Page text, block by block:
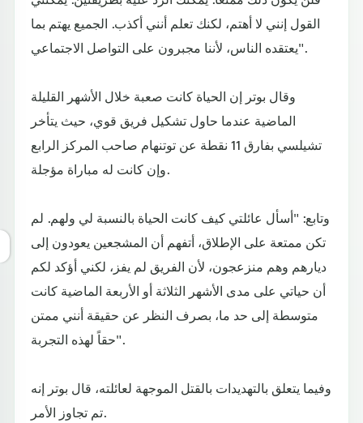
القول إنني لا أهتم، لكنك تعلم أنني أكذب. الجميع يهتم بما
يعتقده الناس، لأننا مجبرون على التواصل الاجتماعي".
وقال بوتر إن الحياة كانت صعبة خلال الأشهر القليلة
الماضية عندما حاول تشكيل فريق قوي، حيث يتأخر
تشيلسي بفارق 11 نقطة عن توتنهام صاحب المركز الرابع
وإن كانت له مباراة مؤجلة.
وتابع: "أسأل عائلتي كيف كانت الحياة بالنسبة لي ولهم. لم
تكن ممتعة على الإطلاق، أتفهم أن المشجعين يعودون إلى
ديارهم وهم منزعجون، لأن الفريق لم يفز، لكني أؤكد لكم
أن حياتي على مدى الأشهر الثلاثة أو الأربعة الماضية كانت
متوسطة إلى حد ما، بصرف النظر عن حقيقة أنني ممتن
حقاً لهذه التجربة".
وفيما يتعلق بالتهديدات بالقتل الموجهة لعائلته، قال بوتر إنه
تم تجاوز الأمر.